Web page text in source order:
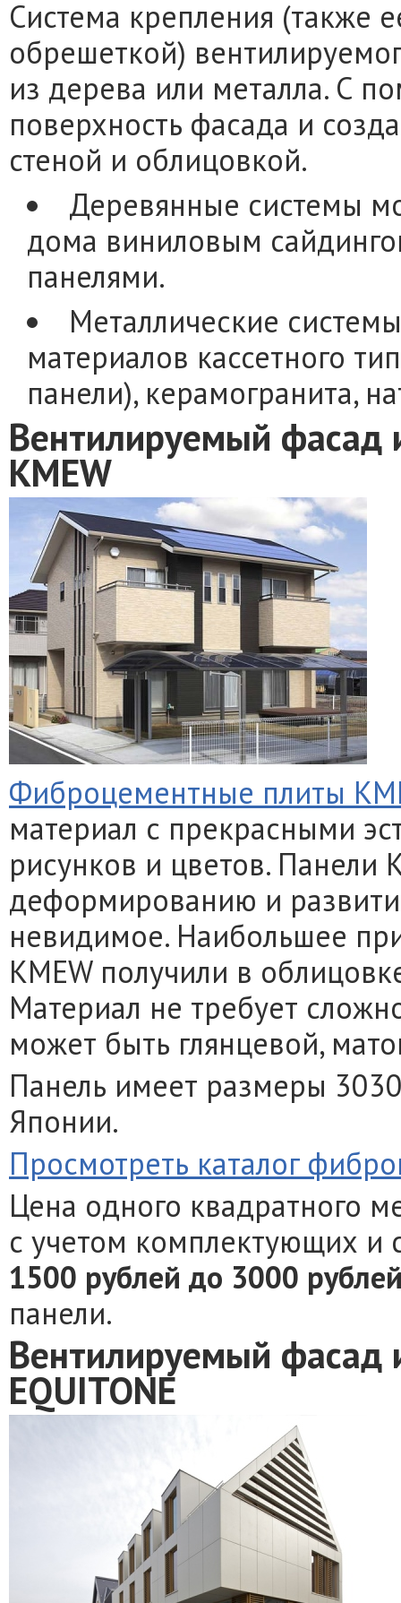
Система крепления (также
обрешеткой)
из дерева или металла. С
поверхность фасада и
стеной и облицовкой.
Деревянные системы
дома виниловым
панелями.
Металлические
материалов кассетного
панели), керамогранита,
Вентилируемый фасад
KMEW
Фиброцементные плиты
материал с прекрасными
рисунков и цветов.
деформированию и
невидимое. Наибольшее
KMEW получили в
Материал не требует
может быть глянцевой,
Панель имеет размеры
Японии.
Просмотреть каталог
Цена одного квадратного
с учетом комплектующих и
1500 рублей до 3000
панели.
Вентилируемый фасад
EQUITONE